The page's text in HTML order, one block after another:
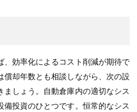
、効率化によるコスト削減が期待で
償却年数とも相談しながら、次の設
ましょう。自動倉庫内の適切なシス
備投資のひとつです。恒常的なシス